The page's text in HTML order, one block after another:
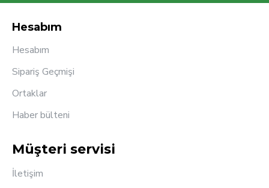
Hesabım
Hesabım
Sipariş Geçmişi
Ortaklar
Haber bülteni
Müşteri servisi
İletişim